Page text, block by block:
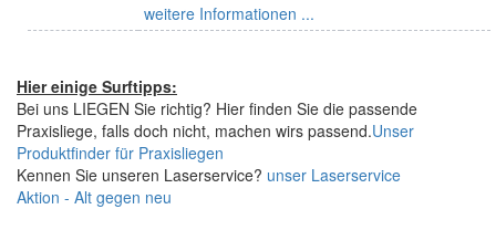
weitere Informationen ...
Hier einige Surftipps:
Bei uns LIEGEN Sie richtig? Hier finden Sie die passende
Praxisliege, falls doch nicht, machen wirs passend.Unser
Produktfinder für Praxisliegen
Kennen Sie unseren Laserservice? unser Laserservice
Aktion - Alt gegen neu